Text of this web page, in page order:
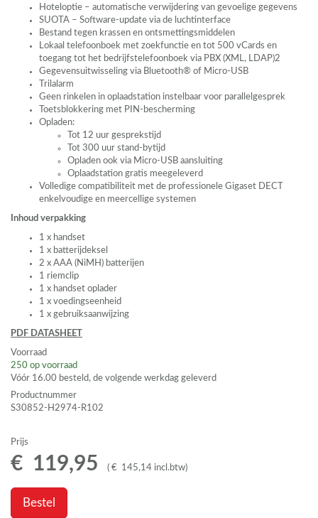
Hoteloptie – automatische verwijdering van gevoelige gegevens
SUOTA – Software-update via de luchtinterface
Bestand tegen krassen en ontsmettingsmiddelen
Lokaal telefoonboek met zoekfunctie en tot 500 vCards en
toegang tot het bedrijfstelefoonboek via PBX (XML, LDAP)2
Gegevensuitwisseling via Bluetooth® of Micro-USB
Trilalarm
Geen rinkelen in oplaadstation instelbaar voor parallelgesprek
Toetsblokkering met PIN-bescherming
Opladen:
Tot 12 uur gesprekstijd
Tot 300 uur stand-bytijd
Opladen ook via Micro-USB aansluiting
Oplaadstation gratis meegeleverd
Volledige compatibiliteit met de professionele Gigaset DECT
enkelvoudige en meercellige systemen
Inhoud verpakking
1 x handset
1 x batterijdeksel
2 x AAA (NiMH) batterijen
1 riemclip
1 x handset oplader
1 x voedingseenheid
1 x gebruiksaanwijzing
PDF DATASHEET
Voorraad
250 op voorraad
Vóór 16.00 besteld, de volgende werkdag geleverd
Productnummer
S30852-H2974-R102
Prijs
€ 119,95 ( € 145,14 incl.btw)
Bestel